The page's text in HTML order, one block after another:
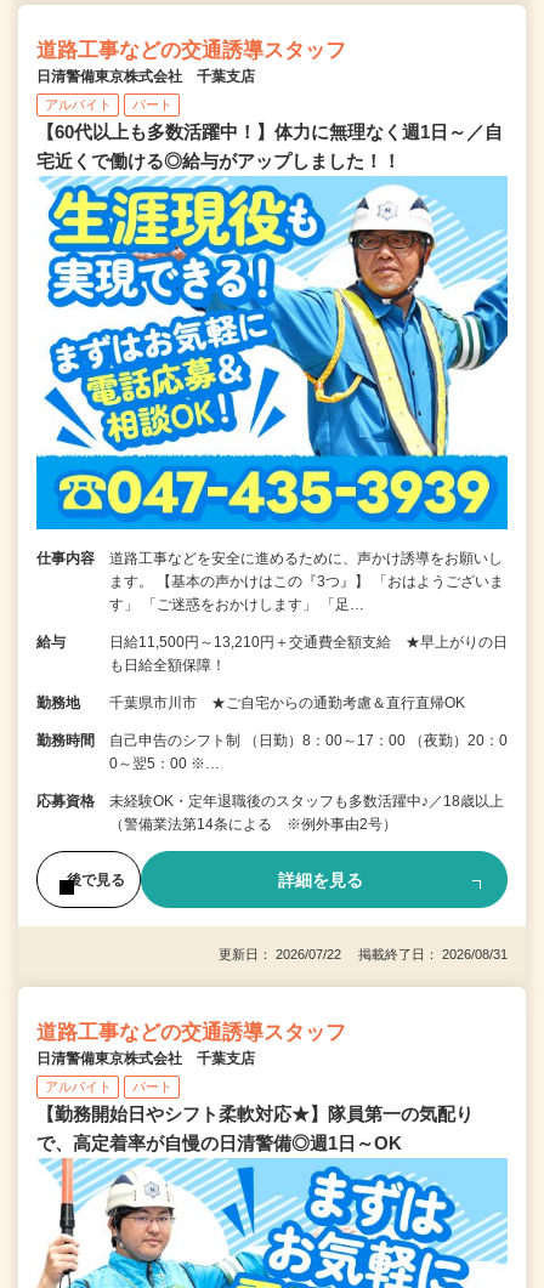
道路工事などの交通誘導スタッフ
日清警備東京株式会社 千葉支店
アルバイト パート
【60代以上も多数活躍中！】体力に無理なく週1日～／自
宅近くで働ける◎給与がアップしました！！
仕事内容
道路工事などを安全に進めるために、声かけ誘導をお願いし
ます。 【基本の声かけはこの『3つ』】 「おはようございま
す」 「ご迷惑をおかけします」 「足…
給与
日給11,500円～13,210円＋交通費全額支給 ★早上がりの日
も日給全額保障！
勤務地 千葉県市川市 ★ご自宅からの通勤考慮＆直行直帰OK
勤務時間
自己申告のシフト制 （日勤）8：00～17：00 （夜勤）20：0
0～翌5：00 ※…
応募資格
未経験OK・定年退職後のスタッフも多数活躍中♪／18歳以上
（警備業法第14条による ※例外事由2号）
後で見る 詳細を見る
更新日： 2026/07/22 掲載終了日： 2026/08/31
道路工事などの交通誘導スタッフ
日清警備東京株式会社 千葉支店
アルバイト パート
【勤務開始日やシフト柔軟対応★】隊員第一の気配り
で、高定着率が自慢の日清警備◎週1日～OK